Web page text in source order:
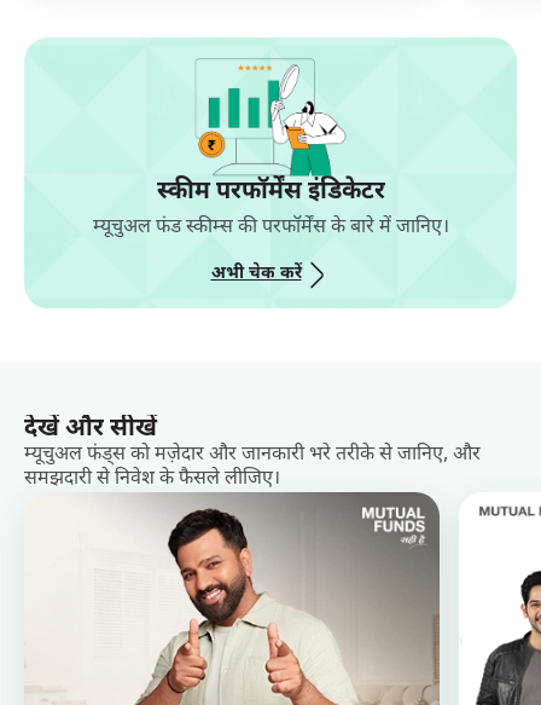
स्कीम परफॉर्मेंस इंडिकेटर
म्यूचुअल फंड स्कीम्स की परफॉर्मेंस के बारे में जानिए।
अभी चेक करें
देखें और सीखें
म्यूचुअल फंड्स को मज़ेदार और जानकारी भरे तरीके से जानिए, और
समझदारी से निवेश के फैसले लीजिए।